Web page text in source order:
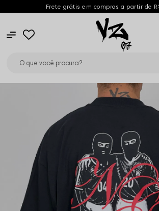
Frete grátis em compras a partir de